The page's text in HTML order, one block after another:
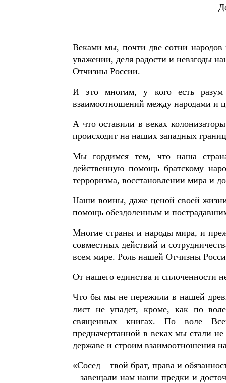
Веками мы, почти две сотни народов
уважении, деля радости и невзгоды
Отчизны России.
И это многим, у кого есть разум
взаимоотношений между народами и
А что оставили в веках
происходит на наших западных
Мы гордимся тем, что наша страна
действенную помощь братскому
терроризма, восстановлении мира и
Наши воины, даже ценой своей
помощь обездоленным и
Многие страны и народы мира, и
совместных действий и
всем мире. Роль нашей Отчизны
От нашего единства и сплоченности
Что бы мы не пережили в нашей
лист не упадет, кроме, как по
священных книгах. По воле
предначертанной в веках мы стали
державе и строим взаимоотношения
«Сосед – твой брат, права и
– завещали нам наши предки и